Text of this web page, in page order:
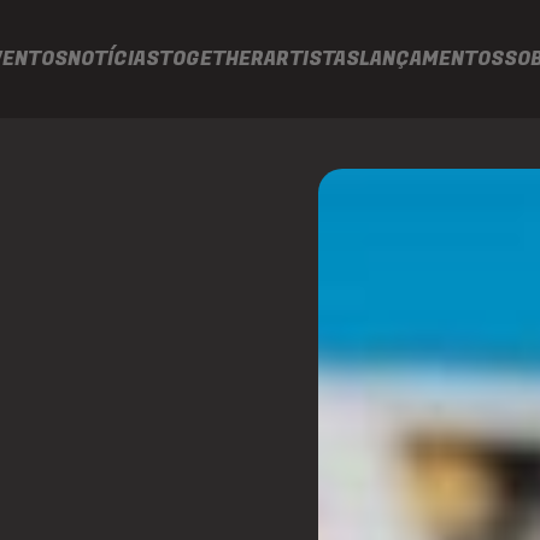
NOTÍCIASTOGETHERARTISTASLANÇAMENTOS